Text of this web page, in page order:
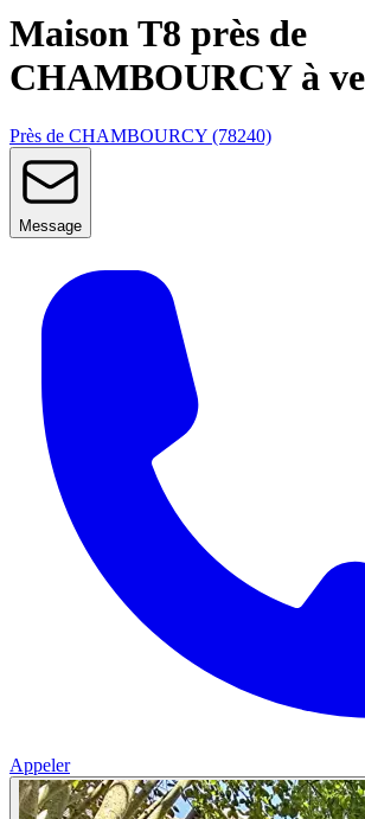
Maison T8 près de
CHAMBOURCY à
Près de CHAMBOURCY (78240)
Message
Appeler